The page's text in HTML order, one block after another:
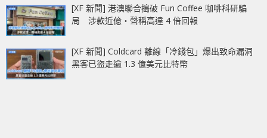
[XF 新聞] 港澳聯合搗破 Fun Coffee 咖啡科研騙
局 涉款近億‧聲稱高達 4 倍回報
[XF 新聞] Coldcard 離線「冷錢包」爆出致命漏洞
黑客已盜走逾 1.3 億美元比特幣